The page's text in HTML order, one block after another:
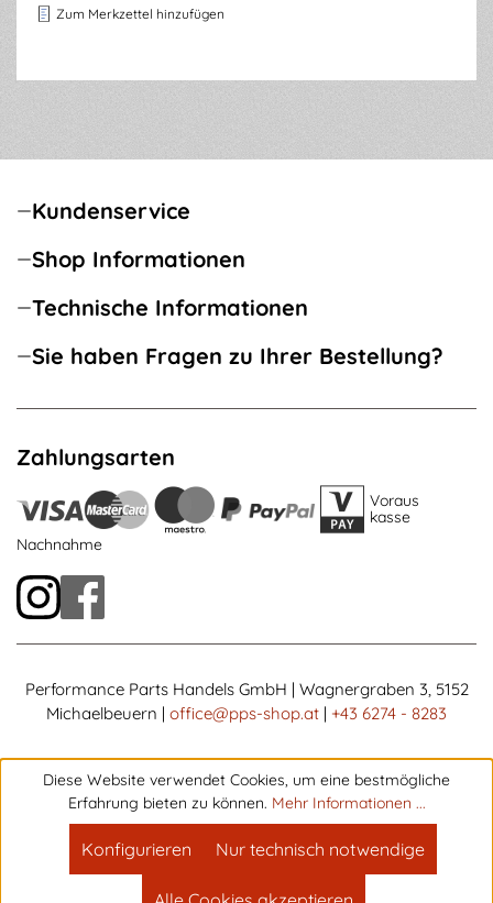
Zum Merkzettel hinzufügen
Kundenservice
Shop Informationen
Technische Informationen
Sie haben Fragen zu Ihrer Bestellung?
Zahlungsarten
Voraus
kasse
Nachnahme
Performance Parts Handels GmbH | Wagnergraben 3, 5152
Michaelbeuern | office@pps-shop.at | +43 6274 - 8283
Diese Website verwendet Cookies, um eine bestmögliche
Erfahrung bieten zu können. Mehr Informationen ...
Nur technisch notwendige
Konfigurieren